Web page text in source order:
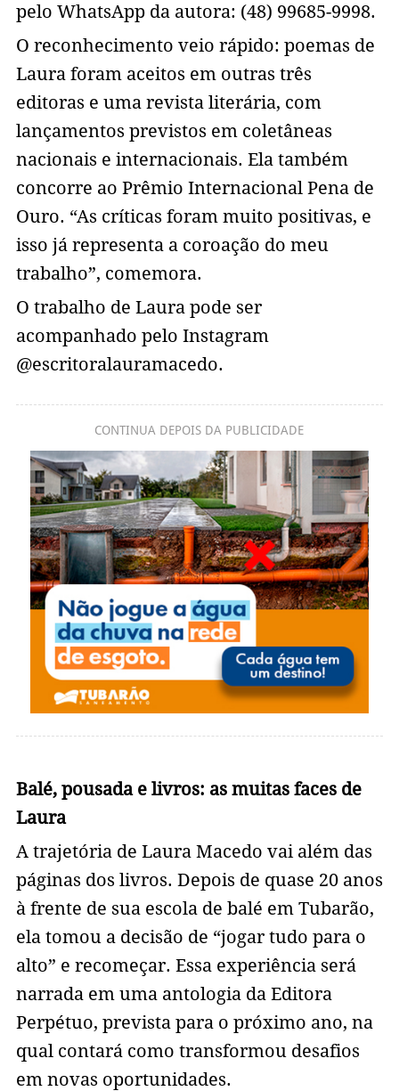
pelo WhatsApp da autora: (48) 99685-9998.
O reconhecimento veio rápido: poemas de
Laura foram aceitos em outras três
editoras e uma revista literária, com
lançamentos previstos em coletâneas
nacionais e internacionais. Ela também
concorre ao Prêmio Internacional Pena de
Ouro. “As críticas foram muito positivas, e
isso já representa a coroação do meu
trabalho”, comemora.
O trabalho de Laura pode ser
acompanhado pelo Instagram
@escritoralauramacedo.
CONTINUA DEPOIS DA PUBLICIDADE
Balé, pousada e livros: as muitas faces de
Laura
A trajetória de Laura Macedo vai além das
páginas dos livros. Depois de quase 20 anos
à frente de sua escola de balé em Tubarão,
ela tomou a decisão de “jogar tudo para o
alto” e recomeçar. Essa experiência será
narrada em uma antologia da Editora
Perpétuo, prevista para o próximo ano, na
qual contará como transformou desafios
em novas oportunidades.